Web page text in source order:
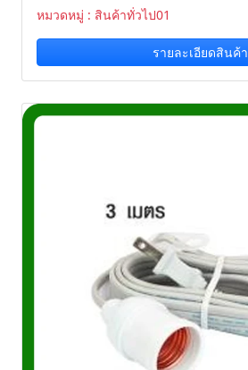
หมวดหมู่ : สินค้าทั่วไป01
รายละเอียดสินค้า